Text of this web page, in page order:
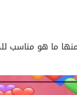
ما هو مناسب